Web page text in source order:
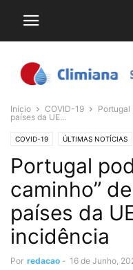
Início COVID-19
Portugal
países da UE...
COVID-19 ÚLTIMAS NOTÍCIAS
Portugal
caminho”
países da
incidência
Por redacao - 16 de Junho,